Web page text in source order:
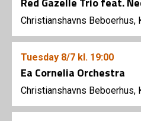
Christianshavns Beboerhus,
Tuesday 8/7 kl. 19:00
Ea Cornelia Orchestra
Christianshavns Beboerhus,